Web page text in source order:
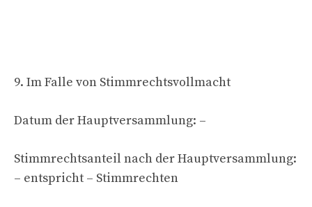
9. Im Falle von Stimmrechtsvollmacht
Datum der Hauptversammlung: –
Stimmrechtsanteil nach der Hauptversammlung:
– entspricht – Stimmrechten